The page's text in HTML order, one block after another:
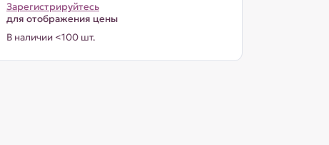
Зарегистрируйтесь
для отображения цены
В наличии <100 шт.